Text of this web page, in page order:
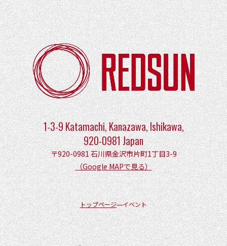
1-3-9 Katamachi, Kanazawa, Ishikawa,
920-0981 Japan
〒920-0981 石川県金沢市片町1丁目3-9
（Google MAPで見る）
トップページ イベント